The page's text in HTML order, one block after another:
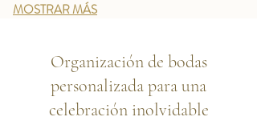
MOSTRAR MÁS
Organización de bodas
personalizada para una
celebración inolvidable